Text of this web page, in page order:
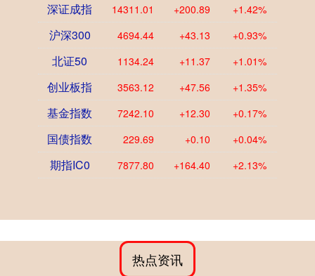
深证成指 14311.01 +200.89 +1.42%
沪深300 4694.44 +43.13 +0.93%
北证50 1134.24 +11.37 +1.01%
创业板指 3563.12 +47.56 +1.35%
基金指数 7242.10 +12.30 +0.17%
国债指数 229.69 +0.10 +0.04%
期指IC0 7877.80 +164.40 +2.13%
热点资讯